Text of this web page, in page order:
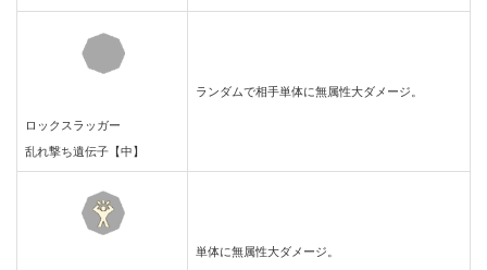
ロックスラッガー
乱れ撃ち遺伝子【中】
ランダムで相手単体に無属性大ダメージ。
単体に無属性大ダメージ。